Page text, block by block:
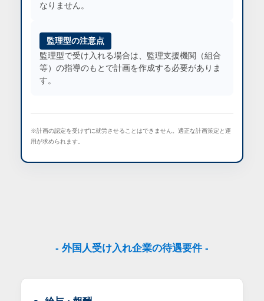
なりません。
監理型の注意点
監理型で受け入れる場合は、 監理支援機関（組合
等）の指導のもと で計画を作成する必要がありま
す。
※計画の認定を受けずに就労させることはできません。適正な計画策定と運
用が求められます。
- 外国人受け入れ企業の待遇要件 -